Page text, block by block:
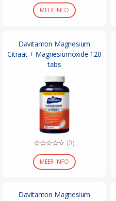
MEER INFO
Davitamon Magnesium
Citraat + Magnesiumoxide 120
tabs
MEER INFO
(0)
Davitamon Magnesium